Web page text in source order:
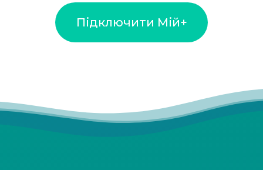
Підключити Мій+